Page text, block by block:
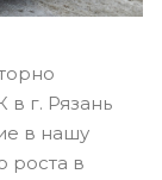
в г. Рязань
в нашу
роста в